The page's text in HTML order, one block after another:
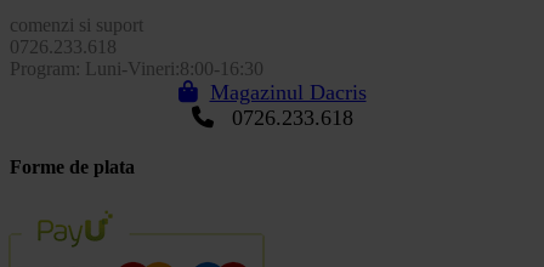
comenzi si suport
0726.233.618
Program: Luni-Vineri:8:00-16:30
Magazinul Dacris
0726.233.618
Forme de plata